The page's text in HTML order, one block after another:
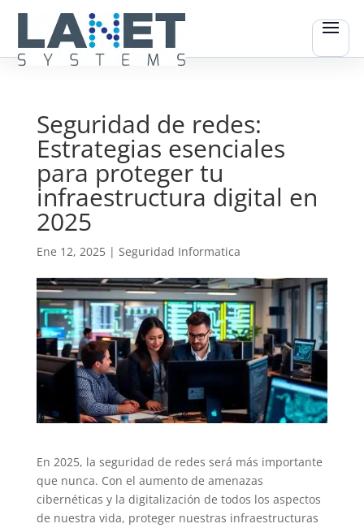
Seguridad de redes:
Estrategias esenciales
para proteger tu
infraestructura digital en
2025
Ene 12, 2025| Seguridad Informatica
En 2025, la seguridad de redes será más importante
que nunca. Con el aumento de amenazas
cibernéticas y la digitalización de todos los aspectos
de nuestra vida, proteger nuestras infraestructuras